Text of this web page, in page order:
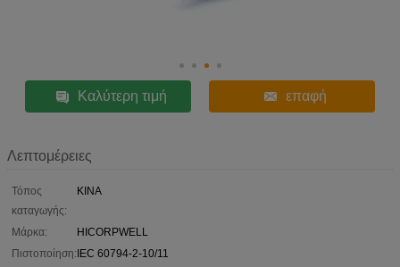
Καλύτερη τιμή επαφή
Λεπτομέρειες
Τόπος
καταγωγής:
ΚΙΝΑ
Μάρκα:
HICORPWELL
Πιστοποίηση:IEC 60794-2-10/11